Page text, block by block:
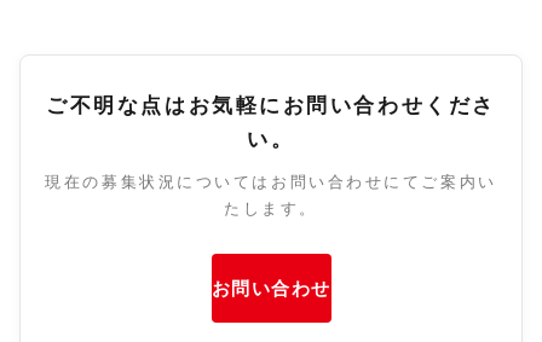
ご不明な点はお気軽にお問い合わせくださ
い。
現在の募集状況についてはお問い合わせにてご案内い
たします。
お問い合わせ